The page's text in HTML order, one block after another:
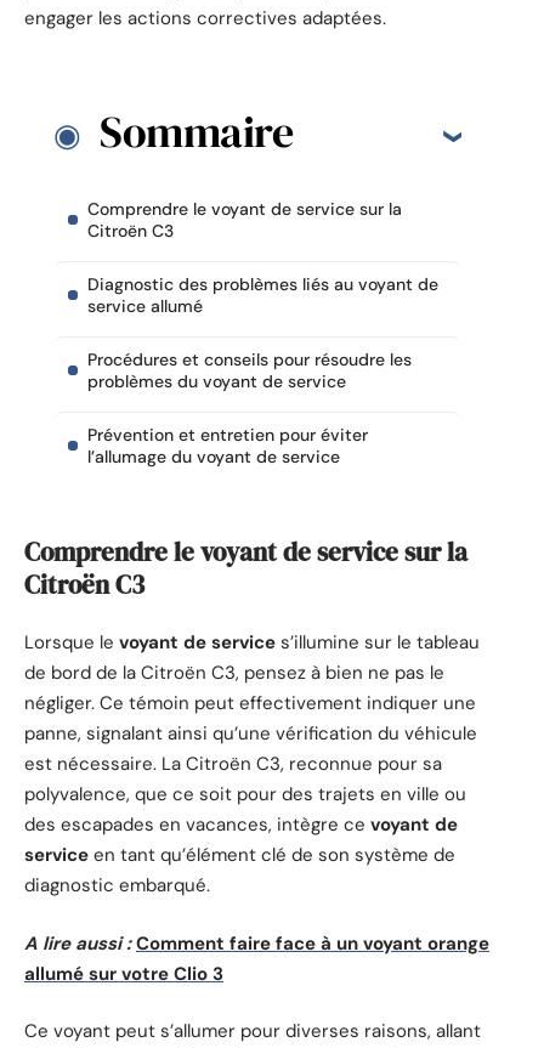
engager les actions correctives adaptées.
Sommaire
Comprendre le voyant de service sur la
Citroën C3
Diagnostic des problèmes liés au voyant de
service allumé
Procédures et conseils pour résoudre les
problèmes du voyant de service
Prévention et entretien pour éviter
l’allumage du voyant de service
Comprendre le voyant de service sur la
Citroën C3
Lorsque le voyant de service s’illumine sur le tableau
de bord de la Citroën C3, pensez à bien ne pas le
négliger. Ce témoin peut effectivement indiquer une
panne, signalant ainsi qu’une vérification du véhicule
est nécessaire. La Citroën C3, reconnue pour sa
polyvalence, que ce soit pour des trajets en ville ou
des escapades en vacances, intègre ce voyant de
service en tant qu’élément clé de son système de
diagnostic embarqué.
A lire aussi : Comment faire face à un voyant orange
allumé sur votre Clio 3
Ce voyant peut s’allumer pour diverses raisons, allant